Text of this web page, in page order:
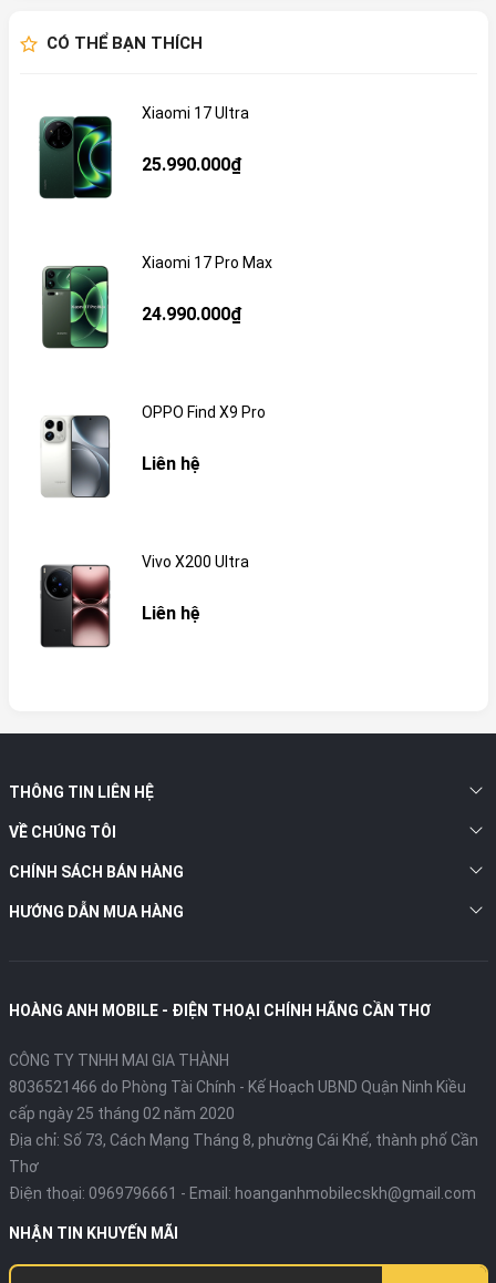
CÓ THỂ BẠN THÍCH
Xiaomi 17 Ultra
25.990.000₫
Xiaomi 17 Pro Max
24.990.000₫
OPPO Find X9 Pro
Liên hệ
Vivo X200 Ultra
Liên hệ
THÔNG TIN LIÊN HỆ
VỀ CHÚNG TÔI
CHÍNH SÁCH BÁN HÀNG
HƯỚNG DẪN MUA HÀNG
HOÀNG ANH MOBILE - ĐIỆN THOẠI CHÍNH HÃNG CẦN THƠ
CÔNG TY TNHH MAI GIA THÀNH
8036521466 do Phòng Tài Chính - Kế Hoạch UBND Quận Ninh Kiều
cấp ngày 25 tháng 02 năm 2020
Địa chỉ: Số 73, Cách Mạng Tháng 8, phường Cái Khế, thành phố Cần
Thơ
Điện thoại: 0969796661 - Email: hoanganhmobilecskh@gmail.com
NHẬN TIN KHUYẾN MÃI